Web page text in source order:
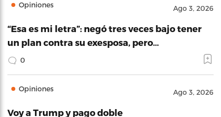
Opiniones Ago 3, 2026
“Esa es mi letra”: negó tres veces bajo tener
un plan contra su exesposa, pero…
0
Opiniones Ago 3, 2026
Voy a Trump y pago doble